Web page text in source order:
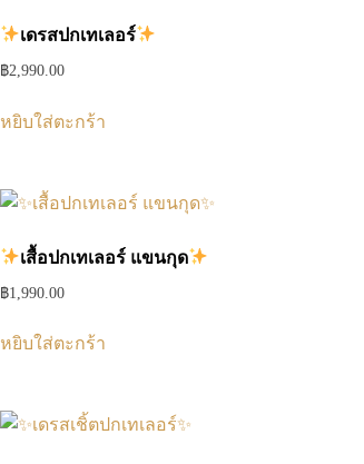
เดรสปกเทเลอร์
฿2,990.00
หยิบใส่ตะกร้า
เสื้อปกเทเลอร์ แขนกุด
฿1,990.00
หยิบใส่ตะกร้า